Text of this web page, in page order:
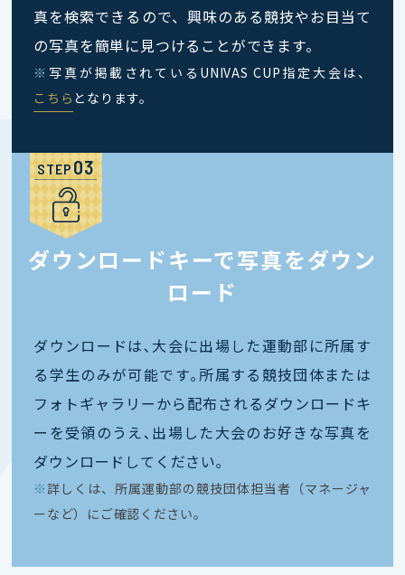
真を検索できるので、興味のある競技やお目当て
の写真を簡単に見つけることができます。
※ 写真が掲載されているUNIVAS CUP指定大会は、
こちら となります。
STEP
ダウンロードキーで写真をダウン
ロード
ダウンロードは､大会に出場した運動部に所属す
る学生のみが可能です｡所属する競技団体または
フォトギャラリーから配布されるダウンロードキ
ーを受領のうえ､出場した大会のお好きな写真を
ダウンロードしてください｡
※ 詳しくは、所属運動部の競技団体担当者（マネージャ
ーなど）にご確認ください。